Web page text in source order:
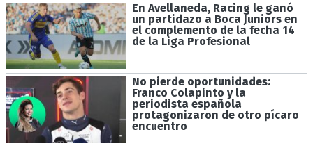
En Avellaneda, Racing le ganó
un partidazo a Boca Juniors en
el complemento de la fecha 14
de la Liga Profesional
No pierde oportunidades:
Franco Colapinto y la
periodista española
protagonizaron de otro pícaro
encuentro